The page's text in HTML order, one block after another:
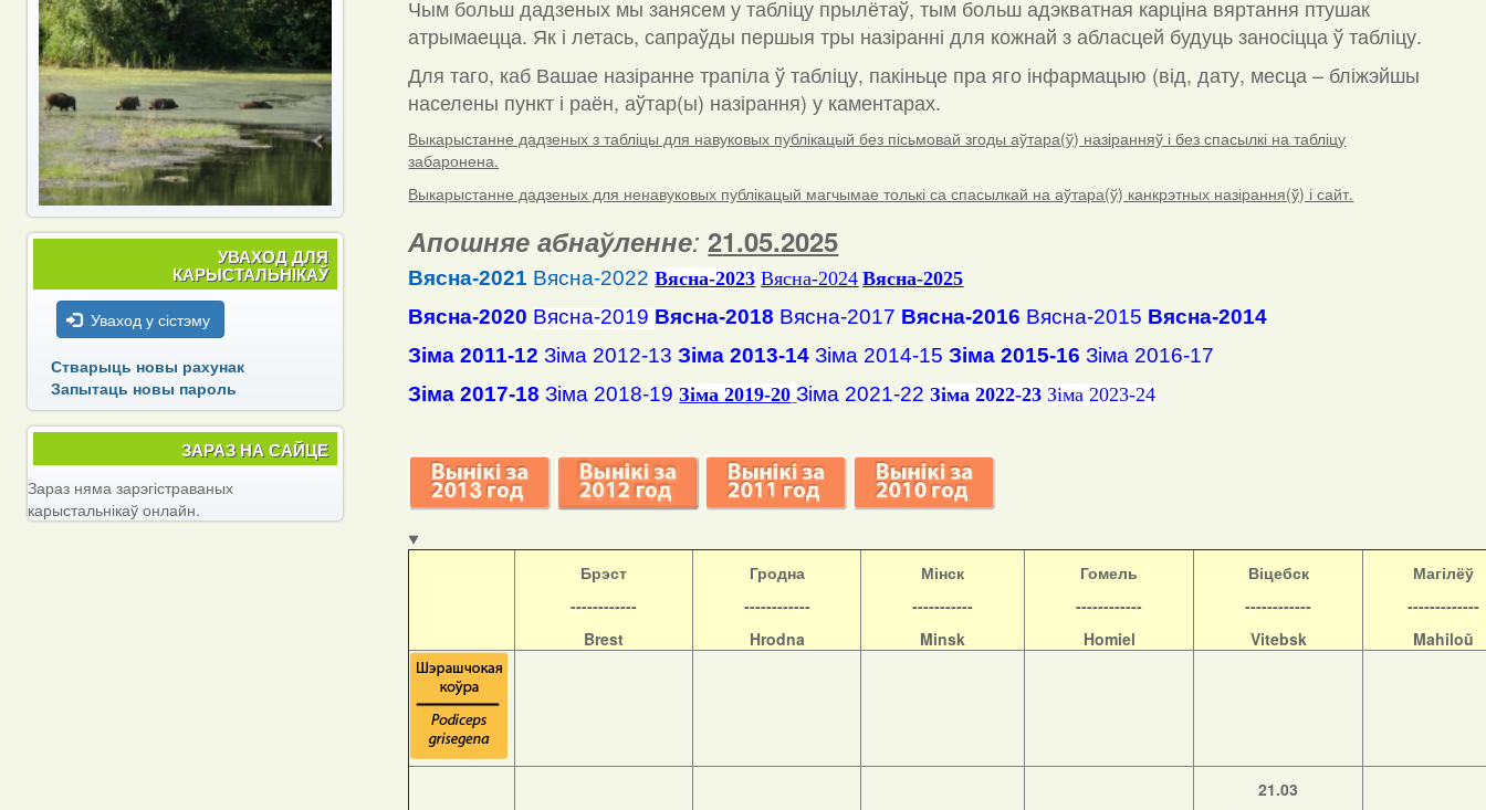
Чым больш дадзеных мы занясем у табліцу прылётаў, тым больш адэкватная карціна вяртання птушак
атрымаецца. Як і летась, сапраўды першыя тры назіранні для кожнай з абласцей будуць заносіцца ў табліцу.
Для таго, каб Вашае назіранне трапіла ў табліцу, пакіньце пра яго інфармацыю (від, дату, месца – бліжэйшы
населены пункт і раён, аўтар(ы) назірання) у каментарах.
Выкарыстанне дадзеных з табліцы для навуковых публікацый без пісьмовай згоды аўтара(ў) назіранняў і без спасылкі на табліцу
забаронена.
Выкарыстанне дадзеных для ненавуковых публікацый магчымае толькі са спасылкай на аўтара(ў) канкрэтных назірання(ў) і сайт.
Апошняе абнаўленне:21.05.2025
Вясна-2021 Вясна-2022 Вясна-2023 Вясна-2024 Вясна-2025
Вясна-2020 Вясна-2019 Вясна-2018 Вясна-2017 Вясна-2016 Вясна-2015 Вясна-2014
Зіма 2011-12 Зіма 2012-13 Зіма 2013-14 Зіма 2014-15 Зіма 2015-16 Зіма 2016-17
Зіма 2017-18 Зіма 2018-19 Зіма 2019-20 Зіма 2021-22 Зіма 2022-23 Зіма 2023-24
Брэст
------------
Brest
Гродна
------------
Hrodna
Мінск
-----------
Minsk
Гомель
------------
Homiel
Віцебск
------------
Vitebsk
Магілёў
-------------
Mahiloŭ
21.03
УВАХОД ДЛЯ
КАРЫСТАЛЬНІКАЎ
Уваход у сістэму
Стварыць новы рахунак
Запытаць новы пароль
ЗАРАЗ НА САЙЦЕ
Зараз няма зарэгістраваных
карыстальнікаў онлайн.